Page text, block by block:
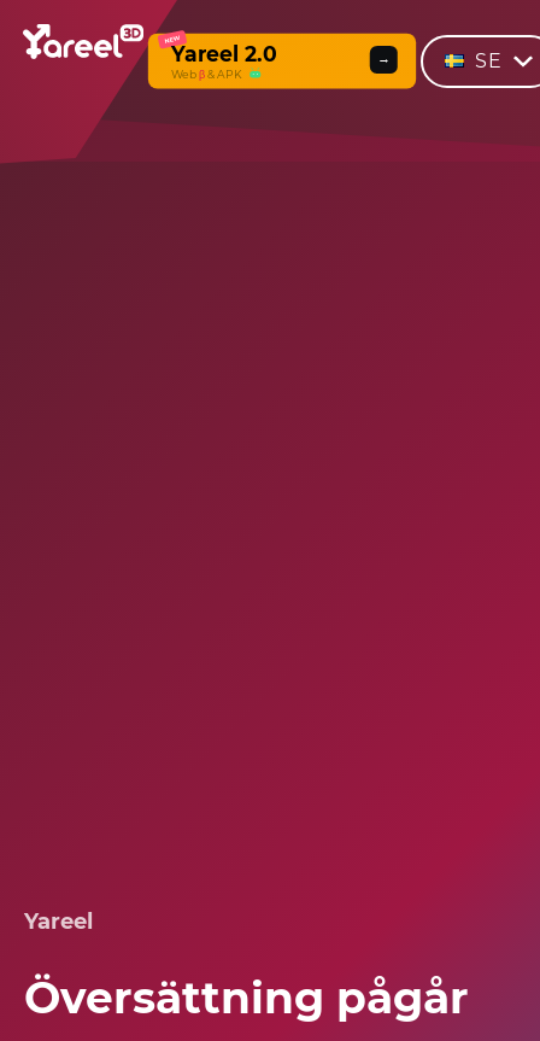
NEW
Yareel 2.0
Webβ & APK
→ SE
Yareel
Översättning pågår